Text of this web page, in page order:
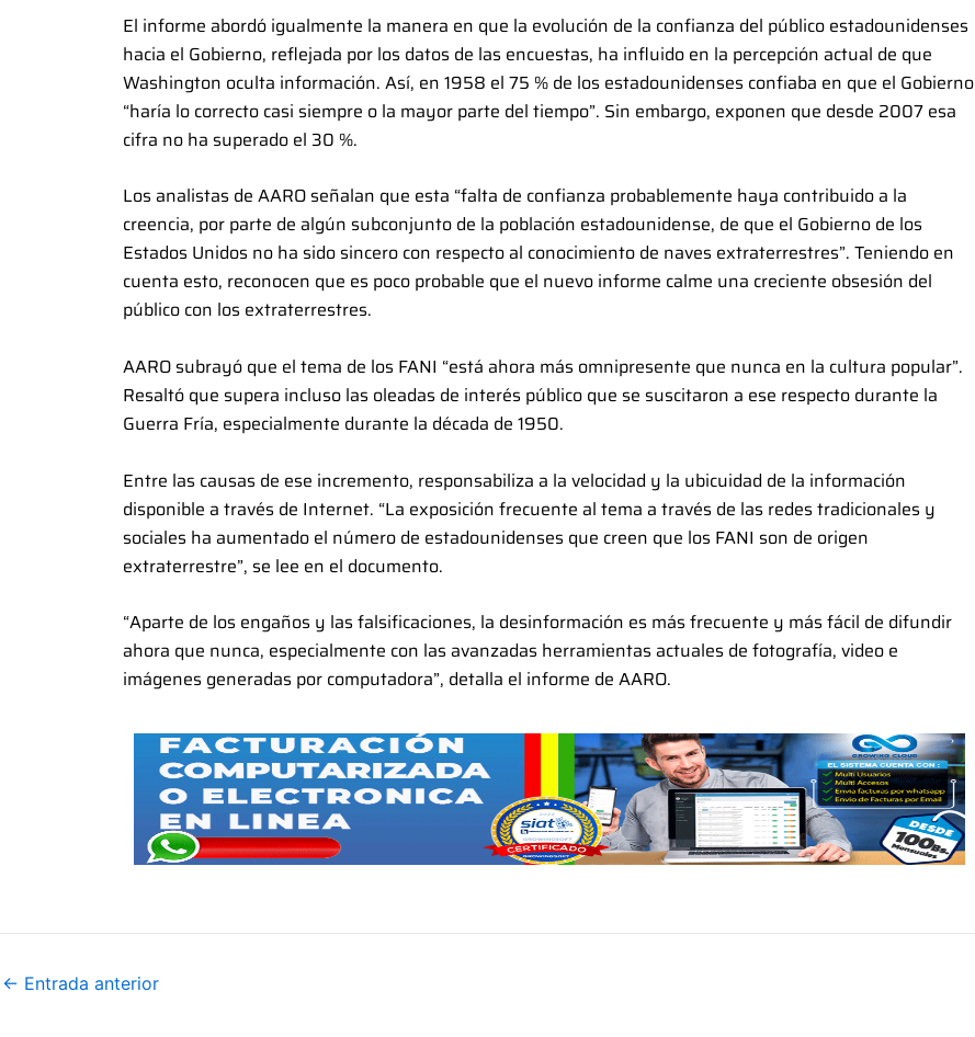
El informe abordó igualmente la manera en que la evolución de la confianza del público estadounidenses
hacia el Gobierno, reflejada por los datos de las encuestas, ha influido en la percepción actual de que
Washington oculta información. Así, en 1958 el 75 % de los estadounidenses confiaba en que el Gobierno
“haría lo correcto casi siempre o la mayor parte del tiempo”. Sin embargo, exponen que desde 2007 esa
cifra no ha superado el 30 %.
Los analistas de AARO señalan que esta “falta de confianza probablemente haya contribuido a la
creencia, por parte de algún subconjunto de la población estadounidense, de que el Gobierno de los
Estados Unidos no ha sido sincero con respecto al conocimiento de naves extraterrestres”. Teniendo en
cuenta esto, reconocen que es poco probable que el nuevo informe calme una creciente obsesión del
público con los extraterrestres.
AARO subrayó que el tema de los FANI “está ahora más omnipresente que nunca en la cultura popular”.
Resaltó que supera incluso las oleadas de interés público que se suscitaron a ese respecto durante la
Guerra Fría, especialmente durante la década de 1950.
Entre las causas de ese incremento, responsabiliza a la velocidad y la ubicuidad de la información
disponible a través de Internet. “La exposición frecuente al tema a través de las redes tradicionales y
sociales ha aumentado el número de estadounidenses que creen que los FANI son de origen
extraterrestre”, se lee en el documento.
“Aparte de los engaños y las falsificaciones, la desinformación es más frecuente y más fácil de difundir
ahora que nunca, especialmente con las avanzadas herramientas actuales de fotografía, video e
imágenes generadas por computadora”, detalla el informe de AARO.
← Entrada anterior